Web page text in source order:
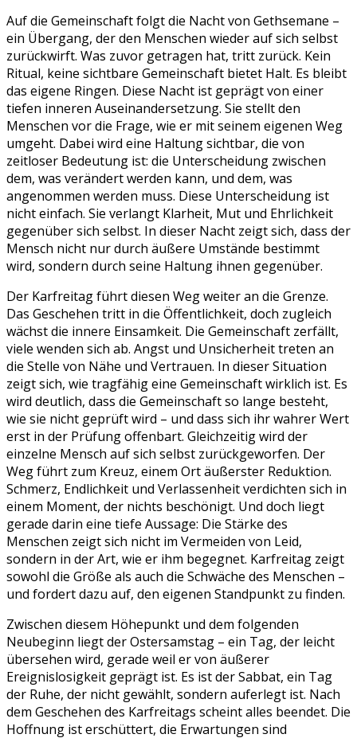
Auf die Gemeinschaft folgt die Nacht von Gethsemane –
ein Übergang, der den Menschen wieder auf sich selbst
zurückwirft. Was zuvor getragen hat, tritt zurück. Kein
Ritual, keine sichtbare Gemeinschaft bietet Halt. Es bleibt
das eigene Ringen. Diese Nacht ist geprägt von einer
tiefen inneren Auseinandersetzung. Sie stellt den
Menschen vor die Frage, wie er mit seinem eigenen Weg
umgeht. Dabei wird eine Haltung sichtbar, die von
zeitloser Bedeutung ist: die Unterscheidung zwischen
dem, was verändert werden kann, und dem, was
angenommen werden muss. Diese Unterscheidung ist
nicht einfach. Sie verlangt Klarheit, Mut und Ehrlichkeit
gegenüber sich selbst. In dieser Nacht zeigt sich, dass der
Mensch nicht nur durch äußere Umstände bestimmt
wird, sondern durch seine Haltung ihnen gegenüber.
Der Karfreitag führt diesen Weg weiter an die Grenze.
Das Geschehen tritt in die Öffentlichkeit, doch zugleich
wächst die innere Einsamkeit. Die Gemeinschaft zerfällt,
viele wenden sich ab. Angst und Unsicherheit treten an
die Stelle von Nähe und Vertrauen. In dieser Situation
zeigt sich, wie tragfähig eine Gemeinschaft wirklich ist. Es
wird deutlich, dass die Gemeinschaft so lange besteht,
wie sie nicht geprüft wird – und dass sich ihr wahrer Wert
erst in der Prüfung offenbart. Gleichzeitig wird der
einzelne Mensch auf sich selbst zurückgeworfen. Der
Weg führt zum Kreuz, einem Ort äußerster Reduktion.
Schmerz, Endlichkeit und Verlassenheit verdichten sich in
einem Moment, der nichts beschönigt. Und doch liegt
gerade darin eine tiefe Aussage: Die Stärke des
Menschen zeigt sich nicht im Vermeiden von Leid,
sondern in der Art, wie er ihm begegnet. Karfreitag zeigt
sowohl die Größe als auch die Schwäche des Menschen –
und fordert dazu auf, den eigenen Standpunkt zu finden.
Zwischen diesem Höhepunkt und dem folgenden
Neubeginn liegt der Ostersamstag – ein Tag, der leicht
übersehen wird, gerade weil er von äußerer
Ereignislosigkeit geprägt ist. Es ist der Sabbat, ein Tag
der Ruhe, der nicht gewählt, sondern auferlegt ist. Nach
dem Geschehen des Karfreitags scheint alles beendet. Die
Hoffnung ist erschüttert, die Erwartungen sind